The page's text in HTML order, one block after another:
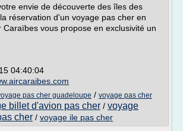
envie de découverte des îles des
réservation d'un voyage pas cher en
Caraïbes vous propose en exclusivité un
04:40:04
pas cher guadeloupe / voyage pas cher
billet d'avion pas cher / voyage
cher / voyage ile pas cher